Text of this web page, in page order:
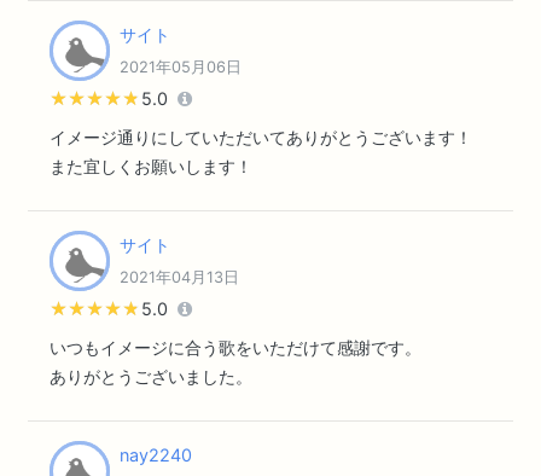
サイト
2021年05月06日
★★★★★
★★★★★ 5.0
イメージ通りにしていただいてありがとうございます！
また宜しくお願いします！
サイト
2021年04月13日
★★★★★
★★★★★ 5.0
いつもイメージに合う歌をいただけて感謝です。
ありがとうございました。
nay2240